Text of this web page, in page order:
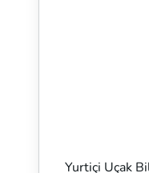
Yurtiçi Uçak